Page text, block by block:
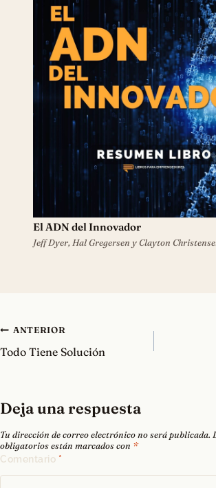
El ADN del Innovador
Jeff Dyer, Hal Gregersen y Clayton
Navegación
de
ANTERIOR
Todo Tiene Solución
Deja una respuesta
Tu dirección de correo electrónico no será publicada.
obligatorios están marcados con *
Comentario *